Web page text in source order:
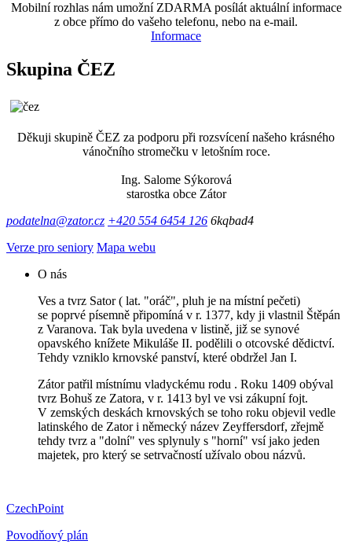
Mobilní rozhlas nám umožní ZDARMA posílát aktuální informace
z obce přímo do vašeho telefonu, nebo na e-mail.
Informace
Skupina ČEZ
Děkuji skupině ČEZ za podporu při rozsvícení našeho krásného
vánočního stromečku v letošním roce.
Ing. Salome Sýkorová
starostka obce Zátor
podatelna@zator.cz +420 554 6454 126 6kqbad4
Verze pro seniory Mapa webu
O nás
Ves a tvrz Sator ( lat. "oráč", pluh je na místní pečeti)
se poprvé písemně připomíná v r. 1377, kdy ji vlastnil Štěpán
z Varanova. Tak byla uvedena v listině, již se synové
opavského knížete Mikuláše II. podělili o otcovské dědictví.
Tehdy vzniklo krnovské panství, které obdržel Jan I.
Zátor patřil místnímu vladyckému rodu . Roku 1409 obýval
tvrz Bohuš ze Zatora, v r. 1413 byl ve vsi zákupní fojt.
V zemských deskách krnovských se toho roku objevil vedle
latinského de Zator i německý název Zeyffersdorf, zřejmě
tehdy tvrz a "dolní" ves splynuly s "horní" vsí jako jeden
majetek, pro který se setrvačností užívalo obou názvů.
CzechPoint
Povodňový plán